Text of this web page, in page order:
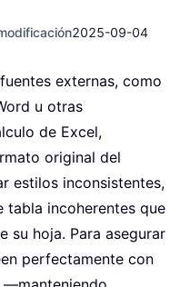
2025-09-04
externas, como
u otras
de Excel,
original del
estilos inconsistentes,
tabla incoherentes que
su hoja. Para asegurar
perfectamente con